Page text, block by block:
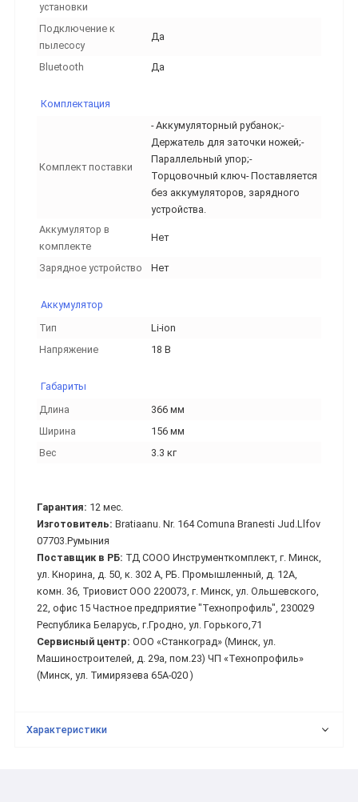
установки
Подключение к
пылесосу
Да
Bluetooth Да
Комплектация
Комплект поставки
- Аккумуляторный рубанок;-
Держатель для заточки ножей;-
Параллельный упор;-
Торцовочный ключ- Поставляется
без аккумуляторов, зарядного
устройства.
Аккумулятор в
комплекте
Нет
Зарядное устройство Нет
Аккумулятор
Тип
Li-ion
Напряжение
18 В
Габариты
Длина
366 мм
Ширина
156 мм
Вес
3.3 кг
Гарантия: 12 мес.
Изготовитель: Bratiaanu. Nr. 164 Comuna Branesti Jud.Llfov
07703.Румыния
Поставщик в РБ: ТД СООО Инструменткомплект, г. Минск,
ул. Кнорина, д. 50, к. 302 А, РБ. Промышленный, д. 12А,
комн. 36, Триовист ООО 220073, г. Минск, ул. Ольшевского,
22, офис 15 Частное предприятие "Технопрофиль", 230029
Республика Беларусь, г.Гродно, ул. Горького,71
Сервисный центр: ООО «Станкоград» (Минск, ул.
Машиностроителей, д. 29а, пом.23) ЧП «Технопрофиль»
(Минск, ул. Тимирязева 65А-020 )
Характеристики